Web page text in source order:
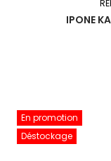
IPONE
En promotion
Déstockage